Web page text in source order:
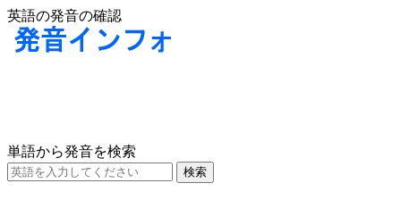
英語の発音の確認
単語から発音を検索